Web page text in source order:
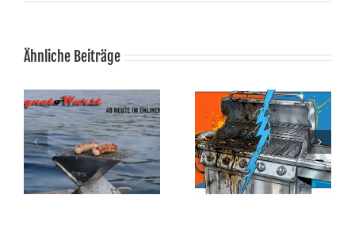
Ähnliche Beiträge
ZWEEnHALB – Grillen. Und
danach kümmern wir uns
um den Rest.
Wenn der Winter geht und
der Grill bleibt